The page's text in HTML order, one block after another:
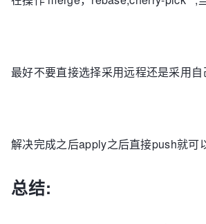
最好不要直接选择采用远程还是采用
解决完成之后apply之后直接push就可
总结: